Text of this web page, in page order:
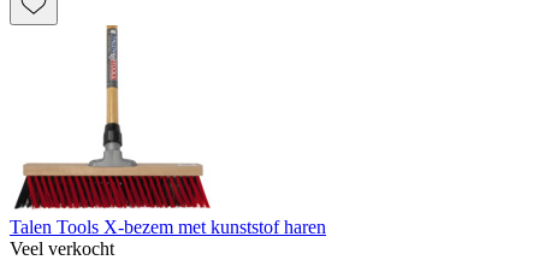
Talen Tools X-bezem met kunststof haren
Veel verkocht